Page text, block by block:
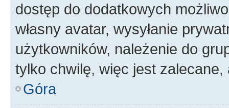
dostęp do dodatkowych
własny avatar, wysyłanie
użytkowników, należenie do
tylko chwilę, więc jest zalecane,
Góra